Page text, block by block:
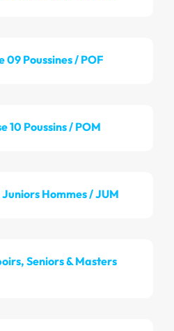
09 Poussines / POF
10 Poussins / POM
Juniors Hommes / JUM
Seniors & Masters